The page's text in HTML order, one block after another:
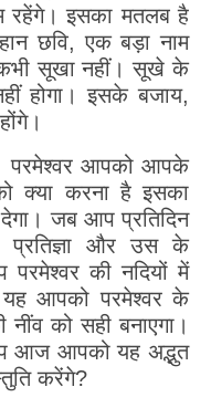
रहेंगे। इसका मतलब है
छवि, एक बड़ा नाम
कभी सूखा नहीं। सूखे के
होगा। इसके बजाय,
परमेश्वर आपको आपके
क्या करना है इसका
जब आप प्रतिदिन
प्रतिज्ञा और उस के
की नदियों में
यह आपको परमेश्वर के
को सही बनाएगा।
आज आपको यह अद्भुत
स्तुति करेंगे?